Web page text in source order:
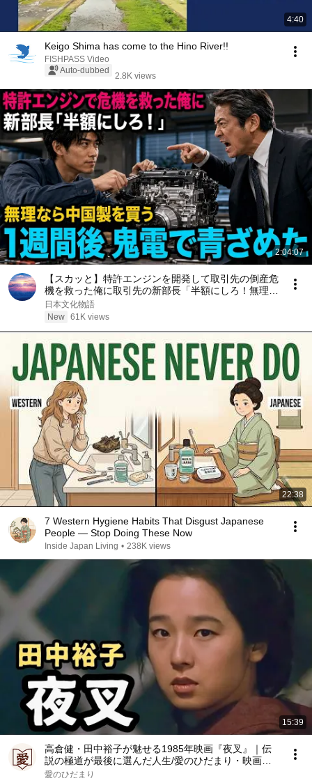
4:40
Keigo Shima has come to the Hino River!!
FISHPASS Video
Auto-dubbed
2.8K views
2:04:07
【スカッと】特許エンジンを開発して取引先の倒産危
機を救った俺に取引先の新部長「半額にしろ！無理な
ら中国製を買う」1週間後、部長から鬼電→俺「お宅
の競合と5倍で独占契約済みです」
日本文化物語
New 61K views
22:38
7 Western Hygiene Habits That Disgust Japanese
People — Stop Doing These Now
Inside Japan Living • 238K views
15:39
高倉健・田中裕子が魅せる1985年映画『夜叉』｜伝
説の極道が最後に選んだ人生/愛のひだまり・映画解
説
愛のひだまり